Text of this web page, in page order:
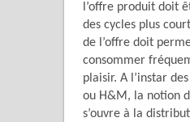
l’offre produit doit
des cycles plus
de l’offre doit
consommer
plaisir. A l’instar
ou H&M, la notion
s’ouvre à la